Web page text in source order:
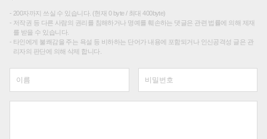
200자까지 쓰실 수 있습니다. (현재 0 byte / 최대 400byte)
저작권 등 다른 사람의 권리를 침해하거나 명예를 훼손하는 댓글은 관련 법률에 의해 제재
를 받을 수 있습니다.
타인에게 불쾌감을 주는 욕설 등 비하하는 단어가 내용에 포함되거나 인신공격성 글은 관
리자의 판단에 의해 삭제 합니다.